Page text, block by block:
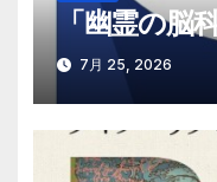
「幽霊の脳
7月 25, 2026